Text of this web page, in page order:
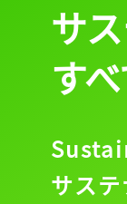
サ
す
サス